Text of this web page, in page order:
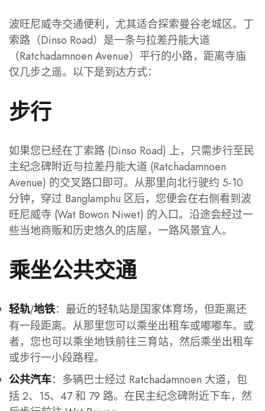
波旺尼威寺交通便利，尤其适合探索曼谷老城区。丁
索路（Dinso Road）是一条与拉差丹能大道
（Ratchadamnoen Avenue）平行的小路，距离寺庙
仅几步之遥。以下是到达方式：
步行
如果您已经在丁索路 (Dinso Road) 上，只需步行至民
主纪念碑附近与拉差丹能大道 (Ratchadamnoen
Avenue) 的交叉路口即可。从那里向北行驶约 5-10
分钟，穿过 Banglamphu 区后，您便会在右侧看到波
旺尼威寺 (Wat Bowon Niwet) 的入口。沿途会经过一
些当地商贩和历史悠久的店屋，一路风景宜人。
乘坐公共交通
轻轨/地铁：最近的轻轨站是国家体育场，但距离还
有一段距离。从那里您可以乘坐出租车或嘟嘟车。或
者，您也可以乘坐地铁前往三育站，然后乘坐出租车
或步行一小段路程。
公共汽车：多辆巴士经过 Ratchadamnoen 大道，包
括 2、15、47 和 79 路。在民主纪念碑附近下车，然